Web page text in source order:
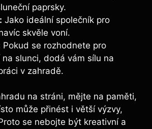
paprsky.
Jako ideální společník pro
skvěle voní.
Pokud se rozhodnete pro
na slunci, dodá vám sílu na
v zahradě.
na stráni, mějte na paměti,
může přinést i větší výzvy,
se nebojte být kreativní a